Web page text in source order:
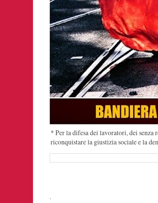
* Per la difesa dei lavoratori, dei
riconquistare la giustizia sociale e la
.